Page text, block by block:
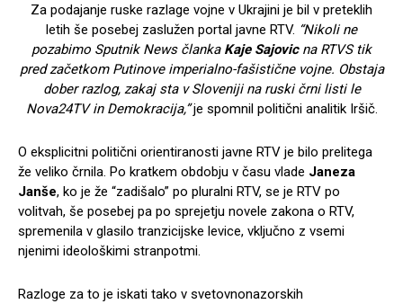
Za podajanje ruske razlage vojne v Ukrajini je bil v preteklih
letih še posebej zaslužen portal javne RTV. “Nikoli ne
pozabimo Sputnik News članka Kaje Sajovicna RTVS tik
pred začetkom Putinove imperialno-fašistične vojne. Obstaja
dober razlog, zakaj sta v Sloveniji na ruski črni listi le
Nova24TV in Demokracija,”je spomnil politični analitik Iršič.
O eksplicitni politični orientiranosti javne RTV je bilo prelitega
že veliko črnila. Po kratkem obdobju v času vlade Janeza
Janše, ko je že “zadišalo” po pluralni RTV, se je RTV po
volitvah, še posebej pa po sprejetju novele zakona o RTV,
spremenila v glasilo tranzicijske levice, vključno z vsemi
njenimi ideološkimi stranpotmi.
Razloge za to je iskati tako v svetovnonazorskih